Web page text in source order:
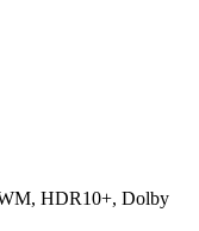
HDR10+, Dolby